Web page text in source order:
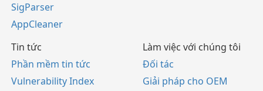
SigParser
AppCleaner
Tin tức
Phần mềm tin tức
Vulnerability Index
Làm việc với chúng tôi
Đối tác
Giải pháp cho OEM